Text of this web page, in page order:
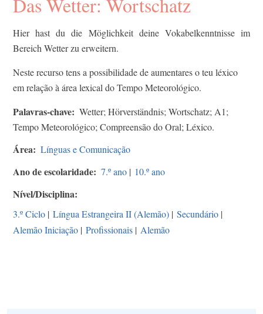
Hier hast du die Möglichkeit deine Vokabelkenntnisse im
Bereich Wetter zu erweitern.
Neste recurso tens a possibilidade de aumentares o teu léxico
em relação à área lexical do Tempo Meteorológico.
Palavras-chave
Wetter; Hörverständnis; Wortschatz; A1;
Tempo Meteorológico; Compreensão do Oral; Léxico.
Área Línguas e Comunicação
Ano de escolaridade 7.º ano | 10.º ano
Nível/Disciplina
3.º Ciclo | Língua Estrangeira II (Alemão) | Secundário |
Alemão Iniciação | Profissionais | Alemão